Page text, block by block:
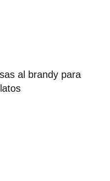
al brandy para